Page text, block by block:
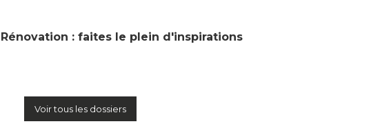
Rénovation : faites le plein d'inspirations
Voir tous les dossiers